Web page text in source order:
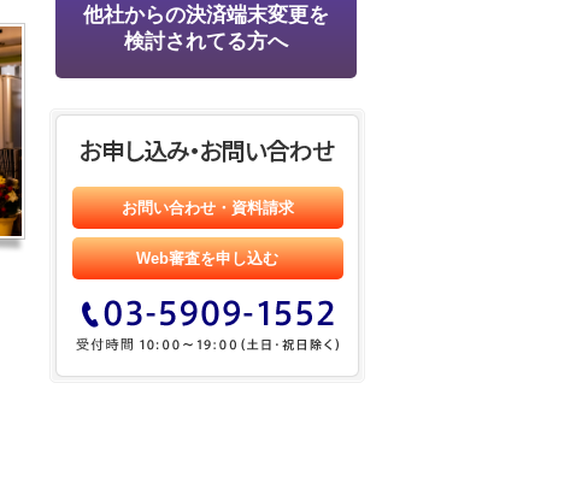
他社からの決済端末変更を
検討されてる方へ
お問い合わせ・資料請求
Web審査を申し込む